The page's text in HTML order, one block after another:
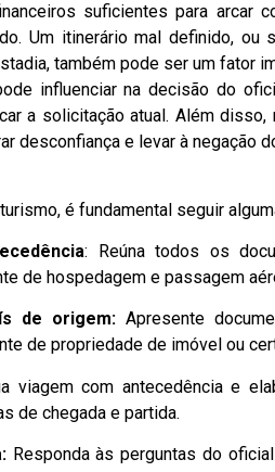
suficientes para arcar
Um itinerário mal definido, ou
também pode ser um fator
influenciar na decisão do
a solicitação atual. Além
desconfiança e levar à negação
é fundamental seguir
: Reúna todos os
de hospedagem e passagem
de origem: Apresente
de propriedade de imóvel ou
viagem com antecedência e
de chegada e partida.
Responda às perguntas do